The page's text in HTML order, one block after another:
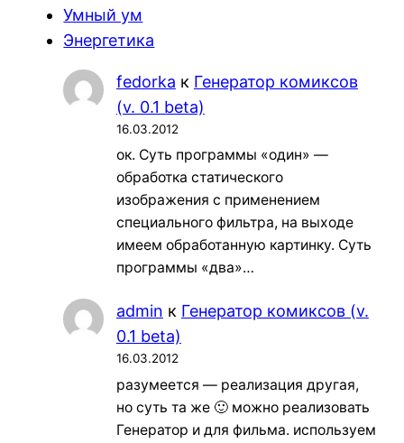
Умный ум
Энергетика
fedorka к Генератор комиксов
(v. 0.1 beta)
16.03.2012
ок. Суть программы «один» —
обработка статического
изображения с применением
специального фильтра, на выходе
имеем обработанную картинку. Суть
программы «два»…
admin к Генератор комиксов (v.
0.1 beta)
16.03.2012
разумеется — реализация другая,
но суть та же 🙂 можно реализовать
Генератор и для фильма. используем